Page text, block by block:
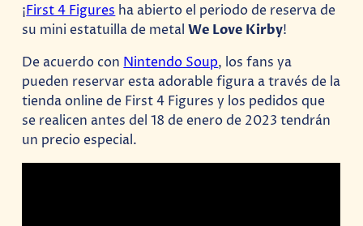
¡First 4 Figures ha abierto el periodo de reserva de
su mini estatuilla de metalWe Love Kirby!
De acuerdo con Nintendo Soup, los fans ya
pueden reservar esta adorable figura a través de la
tienda online de First 4 Figures y los pedidos que
se realicen antes del 18 de enero de 2023 tendrán
un precio especial.